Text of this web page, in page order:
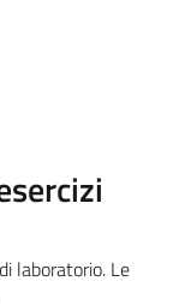
laboratorio. Le